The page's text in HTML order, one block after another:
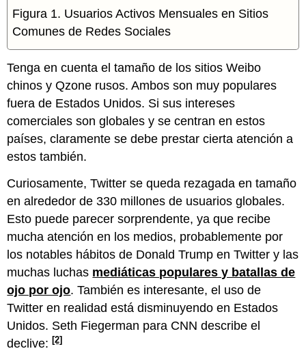
Figura 1. Usuarios Activos Mensuales en Sitios
Comunes de Redes Sociales
Tenga en cuenta el tamaño de los sitios Weibo
chinos y Qzone rusos. Ambos son muy populares
fuera de Estados Unidos. Si sus intereses
comerciales son globales y se centran en estos
países, claramente se debe prestar cierta atención a
estos también.
Curiosamente, Twitter se queda rezagada en tamaño
en alrededor de 330 millones de usuarios globales.
Esto puede parecer sorprendente, ya que recibe
mucha atención en los medios, probablemente por
los notables hábitos de Donald Trump en Twitter y las
muchas luchas mediáticas populares y batallas de
ojo por ojo. También es interesante, el uso de
Twitter en realidad está disminuyendo en Estados
Unidos. Seth Fiegerman para CNN describe el
declive:[2]